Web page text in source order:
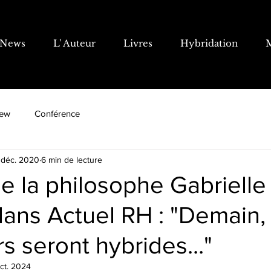
News L' Auteur Livres Hybridation
Conférence
la philosophe Gabrielle
Actuel RH :
seront hybrides..."
2020 6 min de lecture
2024